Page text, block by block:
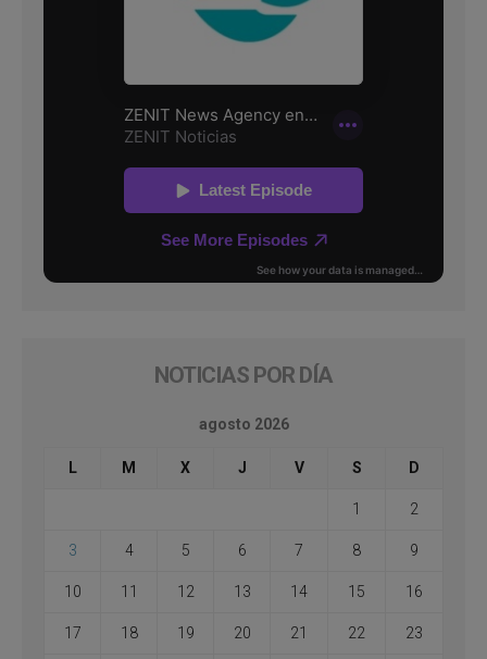
NOTICIAS POR DÍA
agosto 2026
L M X J V S D
1 2
3 4 5 6 7 8 9
10 11 12 13 14 15 16
17 18 19 20 21 22 23